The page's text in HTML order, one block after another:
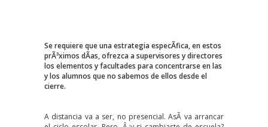
Se requiere que una estrategia especÃ­fica, en estos
prÃ³ximos dÃ­as, ofrezca a supervisores y directores
los elementos y facultades para concentrarse en las
y los alumnos que no sabemos de ellos desde el
cierre.
A distancia va a ser, no presencial. AsÃ­ va arrancar